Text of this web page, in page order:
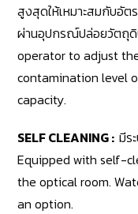
สูงสุดให้เหมาะสมกับอั
ผ่านอุปกรณ์ปล่อยวัตถุดิ
operator to adjust
contamination level
capacity.
SELF CLEANING :มีร
Equipped with self-
the optical room.
an option.